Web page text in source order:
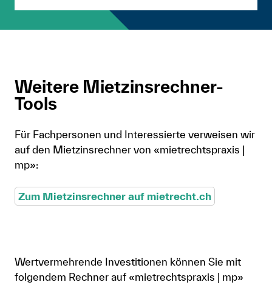
Weitere Mietzinsrechner-
Tools
Für Fachpersonen und Interessierte verweisen wir
auf den Mietzinsrechner von «mietrechtspraxis |
mp»:
Zum Mietzinsrechner auf mietrecht.ch
Wertvermehrende Investitionen können Sie mit
folgendem Rechner auf «mietrechtspraxis | mp»